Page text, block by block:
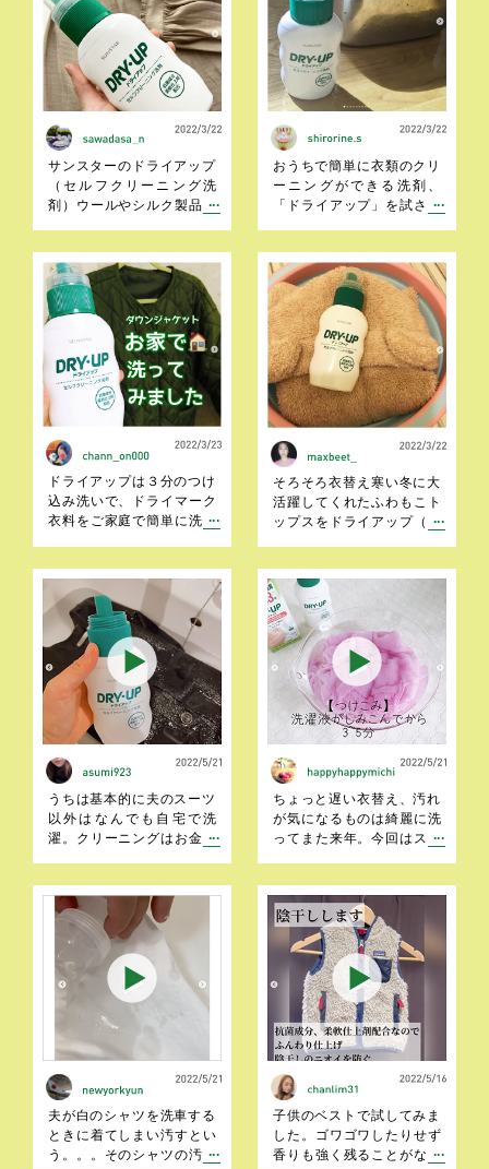
サンスターのドライアップ
（セルフクリーニング洗
剤）ウールやシルク製品を
剤。1993年の発売のロング
セラー商品なんですが、意
外と知らない人が多いです
よね？ 大切な衣類を３分
つけこむだけで、口紅など
のあぶら汚れや、ドライク
リーニングでは落ちにくい
あせ汚れもすっきり落とし
てくれます。
おうちで簡単に衣類のクリ
ーニングができる洗剤、
「ドライアップ」を試させ
より発売しているそうで
す。約２０年前からあった
のですね 早速使ってみま
した。洗ってみたのはシル
クのストールとダウンジャ
ケットです。シルクのスト
ール 最初に色落ちしない
か確認。→たらいに洗剤と
水を入れ、３分つけこむ
ドライアップは３分のつけ
込み洗いで、ドライマーク
衣料をご家庭で簡単に洗う
ットにも使えると書いてあ
り！さっそく使ってみまし
た♪最近は安くても可愛い服
が多く、それをクリーニン
グするとクリーニング代の
方が高いんじゃない？！と
悩んでクリーニングに出す
ことをためらっていまし
そろそろ衣替え寒い冬に大
活躍してくれたふわもこト
ップスをドライアップ（セ
だけれど普段着なのでクリ
ーニングに出すほどじゃな
い。けれど普通に洗濯する
のは…なんて時にセルフク
リーニングは時間とお金の
節約になっていいですよ
ね。水に既定の量の洗剤を
溶かして3分間漬け込むだけ
洗濯機でももちろんＯＫ
うちは基本的に夫のスーツ
以外はなんでも自宅で洗
濯。クリーニングはお金も
おうって方も多いと思いま
す。今年はしまってしまい
ましたが、毛布なんかも洗
えるそうなので、来年は自
宅でセルフクリーニングし
てみようと思います。
ちょっと遅い衣替え、汚れ
が気になるものは綺麗に洗
ってまた来年。今回はスト
前に色落ち確認してみて
ね。特に難しい部分はな
く、全て洗濯機におまかせ
でもいいのがありがたい
な〜。
夫が白のシャツを洗車する
ときに着てしまい汚すとい
う。。。そのシャツの汚れ
子供のベストで試してみま
した。ゴワゴワしたりせず
香りも強く残ることがなか